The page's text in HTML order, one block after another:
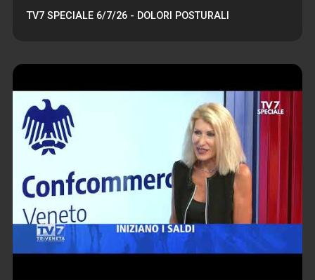
TV7 SPECIALE 6/7/26 - DOLORI POSTURALI